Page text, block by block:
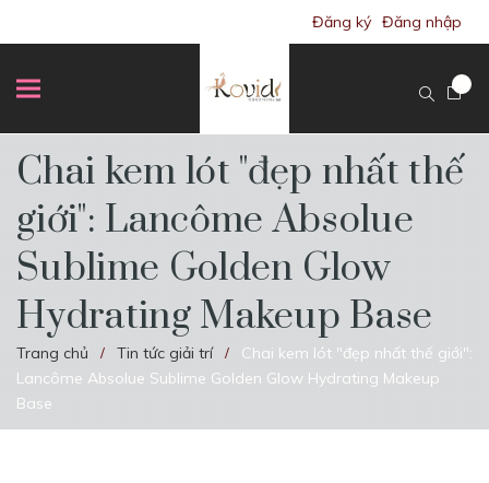
Đăng ký Đăng nhập
Chai kem lót "đẹp nhất thế
giới": Lancôme Absolue
Sublime Golden Glow
Hydrating Makeup Base
Trang chủ / Tin tức giải trí /
Chai kem lót "đẹp nhất thế giới":
Lancôme Absolue Sublime Golden Glow Hydrating Makeup
Base